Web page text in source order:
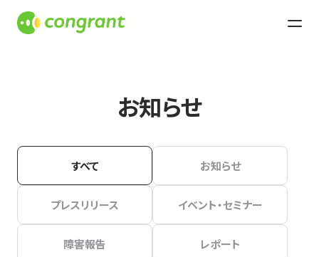
お知らせ
すべて お知らせ
プレスリリース イベント・セミナー
障害報告 レポート